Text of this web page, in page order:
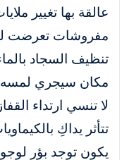
عالقة بها تغيير
مفروشات تعرضت
تنظيف السجاد
مكان سيجري لمسه
لا تنسي ارتداء
تتأثر يداكِ
يكون توجد بؤر